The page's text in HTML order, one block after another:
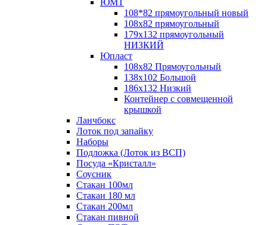
ЮМТ
108*82 прямоугольный новый
108х82 прямоугольный
179х132 прямоугольный
НИЗКИЙ
Юпласт
108х82 Прямоугольный
138х102 Большой
186х132 Низкий
Контейнер с совмещенной
крышкой
Ланчбокс
Лоток под запайку
Наборы
Подложка (Лоток из ВСП)
Посуда «Кристалл»
Соусник
Стакан 100мл
Стакан 180 мл
Стакан 200мл
Стакан пивной